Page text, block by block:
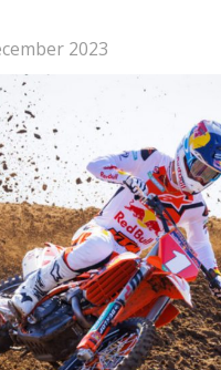
2023